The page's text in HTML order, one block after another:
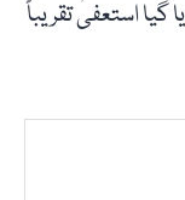
استعفیٰ تقریباً